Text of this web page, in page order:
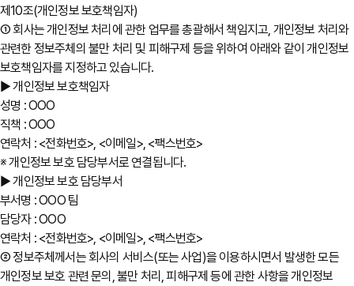
제10조(개인정보 보호책임자)
① 회사는 개인정보 처리에 관한 업무를 총괄해서 책임지고, 개인정보 처리와
관련한 정보주체의 불만 처리 및 피해구제 등을 위하여 아래와 같이 개인정보
보호책임자를 지정하고 있습니다.
▶ 개인정보 보호책임자
성명 : OOO
직책 : OOO
연락처 : <전화번호>, <이메일>, <팩스번호>
※ 개인정보 보호 담당부서로 연결됩니다.
▶ 개인정보 보호 담당부서
부서명 : OOO 팀
담당자 : OOO
연락처 : <전화번호>, <이메일>, <팩스번호>
② 정보주체께서는 회사의 서비스(또는 사업)을 이용하시면서 발생한 모든
개인정보 보호 관련 문의, 불만 처리, 피해구제 등에 관한 사항을 개인정보